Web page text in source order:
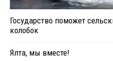
Государство поможет
колобок
Ялта, мы вместе!